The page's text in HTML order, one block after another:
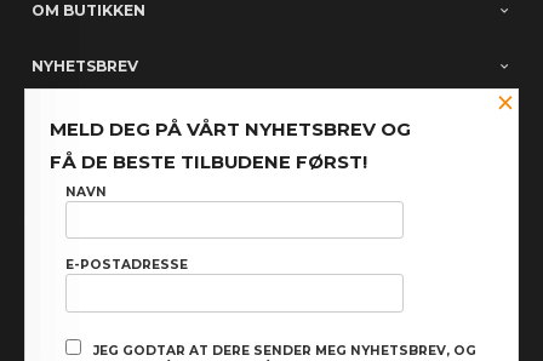
OM BUTIKKEN
NYHETSBREV
PARTNERE
FRAKT
×
MELD DEG PÅ VÅRT NYHETSBREV OG
FÅ DE BESTE TILBUDENE FØRST!
NAVN
E-POSTADRESSE
JEG GODTAR AT DERE SENDER MEG NYHETSBREV, OG